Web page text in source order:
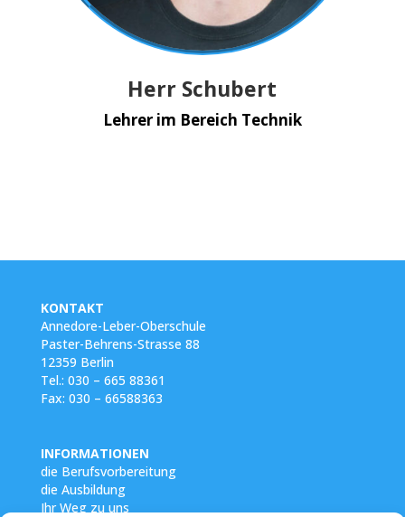
Herr Schubert
Lehrer im Bereich Technik
KONTAKT
Annedore-Leber-Oberschule
Paster-Behrens-Strasse 88
12359 Berlin
Tel.: 030 – 665 88361
Fax: 030 – 66588363
INFORMATIONEN
die Berufsvorbereitung
die Ausbildung
Ihr Weg zu uns